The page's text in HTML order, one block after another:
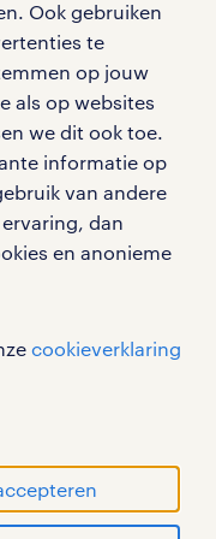
Ook gebruiken
te
op jouw
als op websites
we dit ook toe.
informatie op
van andere
dan
en anonieme
cookieverklaring
omtrent